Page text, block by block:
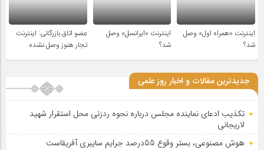
اینترنت «همراه اول» وصل
شد؟
اینترنت «ایرانسل» وصل
شد؟
عضو اتاق بازرگانی: اینترنت
تجار هنوز وصل نشده
جدیدترین مقالات و اخبار روز علمی
تکذیب ادعای نماینده مجلس درباره نحوه ردزنی محل استقرار شهید
لاریجانی
هوش مصنوعی، بستر وقوع 55درصد جرایم سایبری آفریقاست